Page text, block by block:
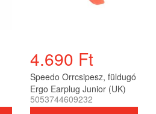
4.690 Ft
Speedo Orrcsipesz, füldugó
Ergo Earplug Junior (UK)
gyerek
5053744609232